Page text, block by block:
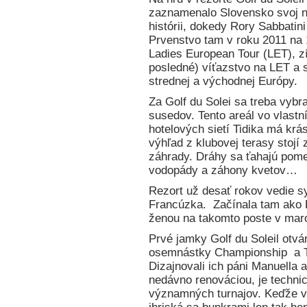
zaznamenalo Slovensko svoj
histórii, dokedy Rory
Prvenstvo tam v roku 2011
Ladies European Tour (LET),
posledné) víťazstvo na LET a
strednej a východnej Európy.
Za Golf du Solei sa treba
susedov. Tento areál vo
hotelových sietí Tidika má
výhľad z klubovej terasy stojí
záhrady. Dráhy sa ťahajú
vodopády a záhony kvetov…
Rezort už desať rokov vedie
Francúzka. Začínala tam ako
ženou na takomto poste v
Prvé jamky Golf du Soleil
osemnástky Championship a
Dizajnovali ich páni Manuella
nedávno renováciou, je
významných turnajov. Keďže